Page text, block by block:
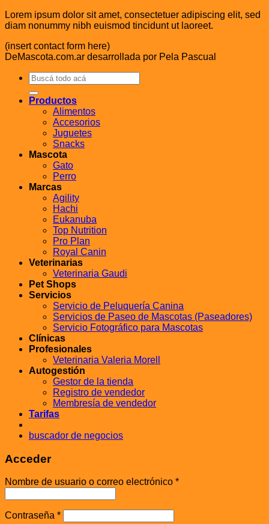
Lorem ipsum dolor sit amet, consectetuer adipiscing elit, sed
diam nonummy nibh euismod tincidunt ut laoreet.
(insert contact form here)
DeMascota.com.ar desarrollada por Pela Pascual
Buscar
por:
Productos
Alimentos
Accesorios
Juguetes
Snacks
Mascota
Gato
Perro
Marcas
Agility
Hachi
Eukanuba
Top Nutrition
Pro Plan
Royal Canin
Veterinarias
Veterinaria Gaudi
Pet Shops
Servicios
Servicio de Peluquería Canina
Servicios de Paseo de Mascotas (Paseadores)
Servicio Fotográfico para Mascotas
Clínicas
Profesionales
Veterinaria Valeria Morell
Autogestión
Gestor de la tienda
Registro de vendedor
Membresía de vendedor
Tarifas
buscador de negocios
Acceder
Nombre de usuario o correo electrónico *
Contraseña *